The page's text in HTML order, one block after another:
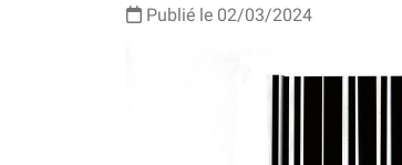
Publié le 02/03/2024